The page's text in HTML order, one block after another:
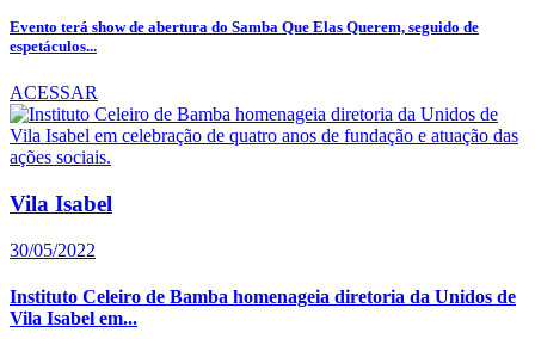
Evento terá show de abertura do Samba Que Elas Querem, seguido de
espetáculos...
ACESSAR
Vila Isabel
30/05/2022
Instituto Celeiro de Bamba homenageia diretoria da Unidos de
Vila Isabel em...